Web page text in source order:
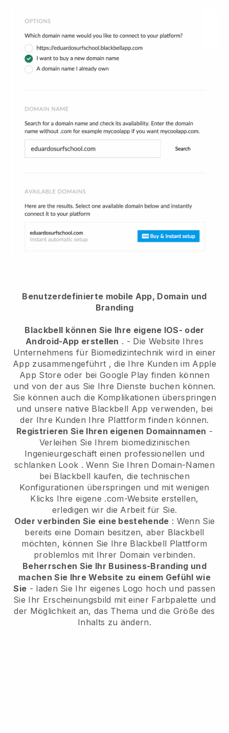
Benutzerdefinierte mobile App, Domain und
Branding
Blackbell können Sie Ihre eigene IOS- oder
Android-App erstellen . - Die Website Ihres
Unternehmens für Biomedizintechnik wird in einer
App zusammengeführt , die Ihre Kunden im Apple
App Store oder bei Google Play finden können
und von der aus Sie Ihre Dienste buchen können.
Sie können auch die Komplikationen überspringen
und unsere native Blackbell App verwenden, bei
der Ihre Kunden Ihre Plattform finden können.
Registrieren Sie Ihren eigenen Domainnamen -
Verleihen Sie Ihrem biomedizinischen
Ingenieurgeschäft einen professionellen und
schlanken Look . Wenn Sie Ihren Domain-Namen
bei Blackbell kaufen, die technischen
Konfigurationen überspringen und mit wenigen
Klicks Ihre eigene .com-Website erstellen,
erledigen wir die Arbeit für Sie.
Oder verbinden Sie eine bestehende : Wenn Sie
bereits eine Domain besitzen, aber Blackbell
möchten, können Sie Ihre Blackbell Plattform
problemlos mit Ihrer Domain verbinden.
Beherrschen Sie Ihr Business-Branding und
machen Sie Ihre Website zu einem Gefühl wie
Sie - laden Sie Ihr eigenes Logo hoch und passen
Sie Ihr Erscheinungsbild mit einer Farbpalette und
der Möglichkeit an, das Thema und die Größe des
Inhalts zu ändern.